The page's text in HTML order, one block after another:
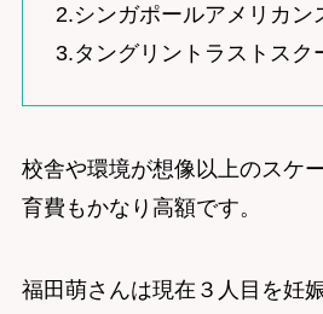
2.シンガポールアメリカン
3.タングリントラストスク
校舎や環境が想像以上のスケ
育費もかなり高額です。
福田萌さんは現在３人目を妊